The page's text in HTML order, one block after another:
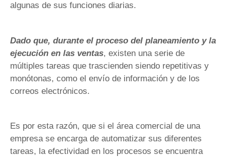
algunas de sus funciones diarias.
Dado que, durante el proceso del planeamiento y la
ejecución en las ventas, existen una serie de
múltiples tareas que trascienden siendo repetitivas y
monótonas, como el envío de información y de los
correos electrónicos.
Es por esta razón, que si el área comercial de una
empresa se encarga de automatizar sus diferentes
tareas, la efectividad en los procesos se encuentra